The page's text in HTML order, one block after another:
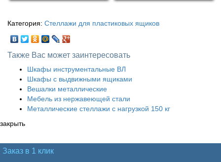
Категория: Стеллажи для пластиковых ящиков
Также Вас может заинтересовать
Шкафы инструментальные ВЛ
Шкафы с выдвижными ящиками
Вешалки металлические
Мебель из нержавеющей стали
Металлические стеллажи с нагрузкой 150 кг
закрыть
Заказ в 1 клик